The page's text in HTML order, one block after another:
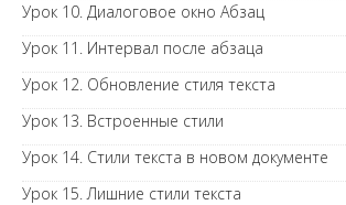
Урок 10. Диалоговое окно Абзац
Урок 11. Интервал после абзаца
Урок 12. Обновление стиля текста
Урок 13. Встроенные стили
Урок 14. Стили текста в новом документе
Урок 15. Лишние стили текста